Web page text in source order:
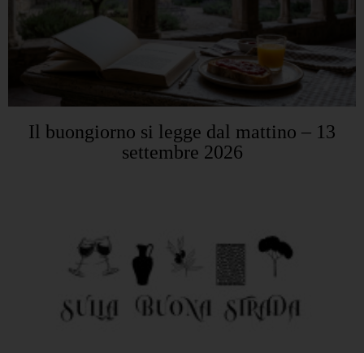
Il buongiorno si legge dal mattino – 13
settembre 2026